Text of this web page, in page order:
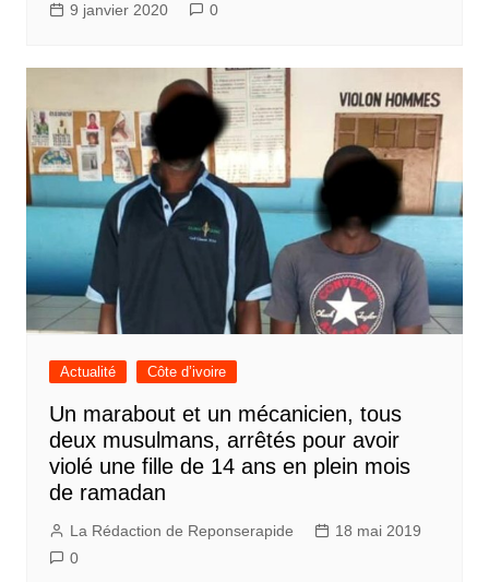
9 janvier 2020
0
Actualité Côte d’ivoire
Un marabout et un mécanicien, tous
deux musulmans, arrêtés pour avoir
violé une fille de 14 ans en plein mois
de ramadan
La Rédaction de Reponserapide
18 mai 2019
0